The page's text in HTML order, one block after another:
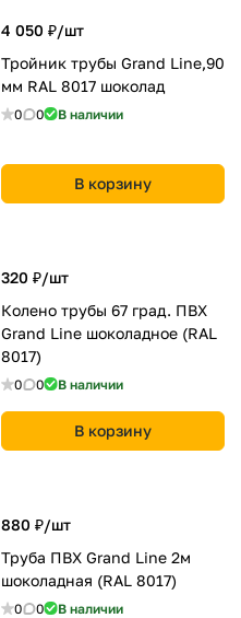
4 050 ₽/шт
Тройник трубы Grand Line,90
мм RAL 8017 шоколад
0 0 В наличии
В корзину
320 ₽/шт
Колено трубы 67 град. ПВХ
Grand Line шоколадное (RAL
8017)
0 0 В наличии
В корзину
880 ₽/шт
Труба ПВХ Grand Line 2м
шоколадная (RAL 8017)
0 0 В наличии